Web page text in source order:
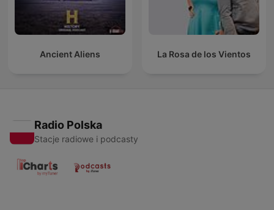
Ancient Aliens La Rosa de los Vientos
Radio Polska
Stacje radiowe i podcasty